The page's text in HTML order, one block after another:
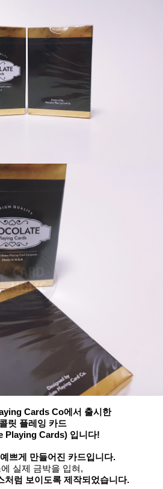
Cards Co에서 출시한
릿 플레잉 카드
Playing Cards) 입니다!
쁘게 만들어진 카드입니다.
실제 금박을 입혀,
처럼 보이도록 제작되었습니다.